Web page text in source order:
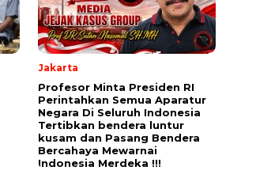
Jakarta
Profesor Minta Presiden RI
Perintahkan Semua Aparatur
Negara Di Seluruh Indonesia
Tertibkan bendera luntur
kusam dan Pasang Bendera
Bercahaya Mewarnai
Indonesia Merdeka !!!